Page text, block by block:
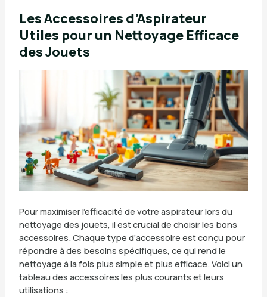
Les Accessoires d’Aspirateur
Utiles pour un Nettoyage Efficace
des Jouets
Pour maximiser l’efficacité de votre aspirateur lors du
nettoyage des jouets, il est crucial de choisir les bons
accessoires. Chaque type d’accessoire est conçu pour
répondre à des besoins spécifiques, ce qui rend le
nettoyage à la fois plus simple et plus efficace. Voici un
tableau des accessoires les plus courants et leurs
utilisations :